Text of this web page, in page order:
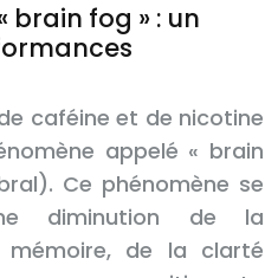
brain fog » : un
caféine et de nicotine
appelé « brain
Ce phénomène se
diminution de la
de la clarté